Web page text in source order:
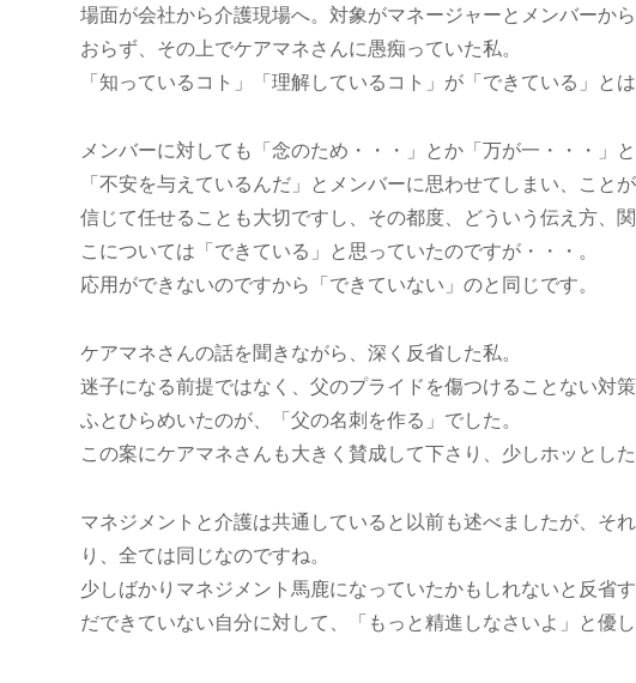
場面が会社から介護現場へ。対象がマネージャーとメンバーか
おらず、その上でケアマネさんに愚痴っていた私。
「知っているコト」「理解しているコト」が「できている」と
メンバーに対しても「念のため・・・」とか「万が一・・・」
「不安を与えているんだ」とメンバーに思わせてしまい、こと
信じて任せることも大切ですし、その都度、どういう伝え方、
こについては「できている」と思っていたのですが・・・。
応用ができないのですから「できていない」のと同じです。
ケアマネさんの話を聞きながら、深く反省した私。
迷子になる前提ではなく、父のプライドを傷つけることない対策
ふとひらめいたのが、「父の名刺を作る」でした。
この案にケアマネさんも大きく賛成して下さり、少しホッとした
マネジメントと介護は共通していると以前も述べましたが、そ
り、全ては同じなのですね。
少しばかりマネジメント馬鹿になっていたかもしれないと反省
だできていない自分に対して、「もっと精進しなさいよ」と優